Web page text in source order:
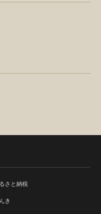
さと納税
き